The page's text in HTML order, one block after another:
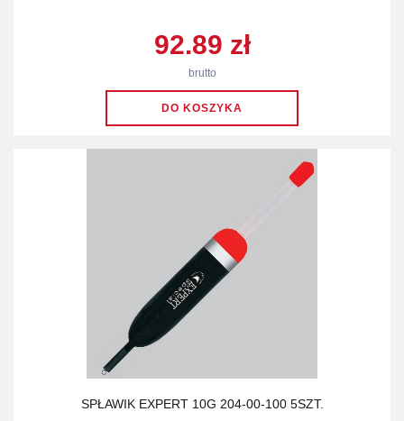
92.89 zł
brutto
SPŁAWIK EXPERT 10G 204-00-100 5SZT.